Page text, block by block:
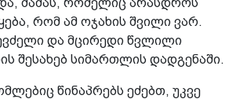
მამას, რომელიც არასდროს
რომ ამ ოჯახის შვილი ვარ.
და მცირედი წვლილი
შესახებ სიმართლის დადგენაში.
წინაპრებს ეძებთ, უკვე